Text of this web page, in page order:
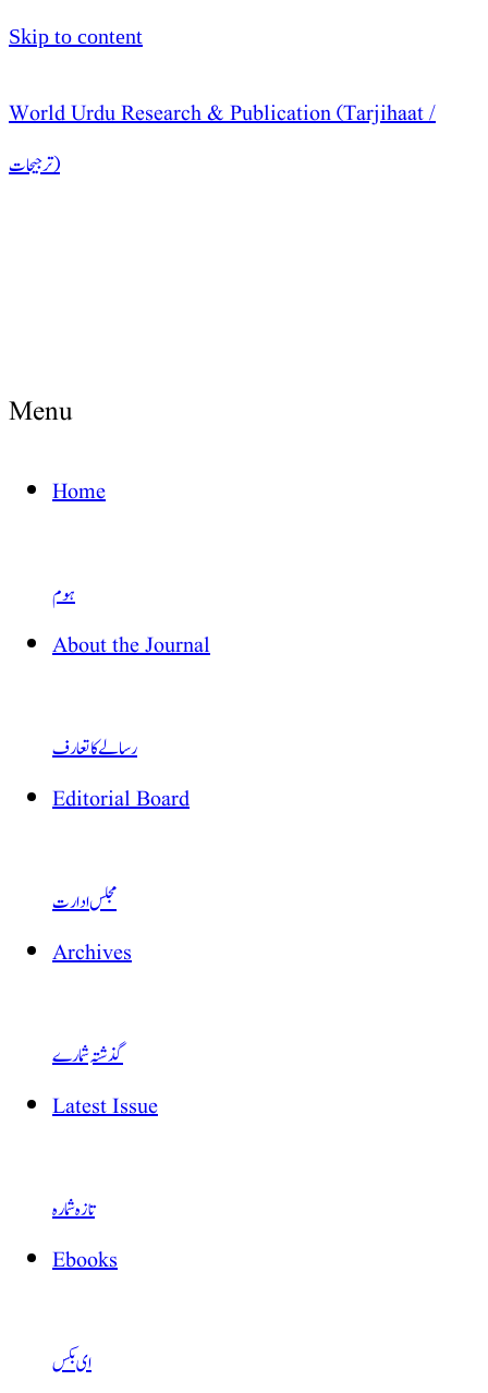
Skip to content
World Urdu Research & Publication (Tarjihaat /
ترجیحات )
Menu
Home
ہوم
About the Journal
رسالے کا تعارف
Editorial Board
مجلس ادارت
Archives
گذشتہ شمارے
Latest Issue
تازہ شمارہ
Ebooks
ای بکس